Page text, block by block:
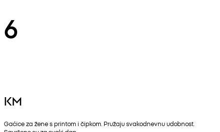
6
KM
Gaćice za žene s printom i čipkom. Pružaju svakodnevnu udobnost.